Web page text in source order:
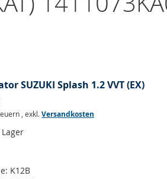
SUZUKI Splash 1.2 VVT (EX)
,exkl.Versandkosten
K12B